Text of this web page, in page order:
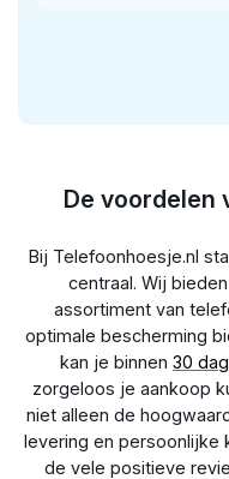
De voordelen
Bij Telefoonhoesje.nl
centraal. Wij
assortiment van
optimale bescherming
kan je binnen 30
zorgeloos je aankoop
niet alleen de
levering en persoonlijke
de vele positieve